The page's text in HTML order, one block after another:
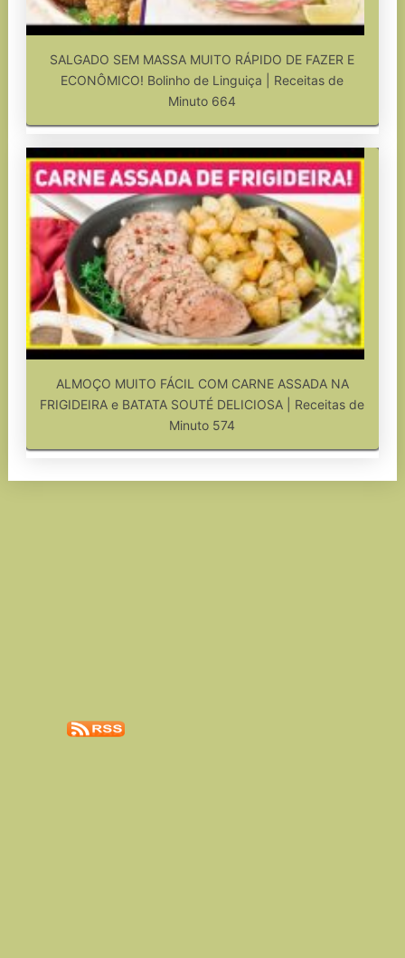
SALGADO SEM MASSA MUITO RÁPIDO DE FAZER E
ECONÔMICO! Bolinho de Linguiça | Receitas de
Minuto 664
ALMOÇO MUITO FÁCIL COM CARNE ASSADA NA
FRIGIDEIRA e BATATA SOUTÉ DELICIOSA | Receitas de
Minuto 574